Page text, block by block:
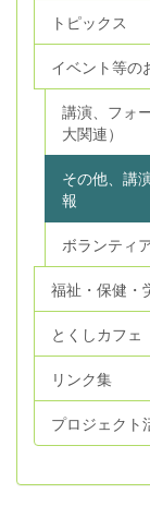
トピックス
イベント等の
講演、フォ
大関連）
その他、講
報
ボランティ
福祉・保健・
とくしカフェ
リンク集
プロジェクト